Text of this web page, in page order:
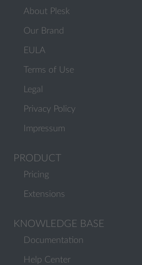
About Plesk
Our Brand
EULA
Terms of Use
Legal
Privacy Policy
Impressum
PRODUCT
Pricing
Extensions
KNOWLEDGE BASE
Documentation
Help Center